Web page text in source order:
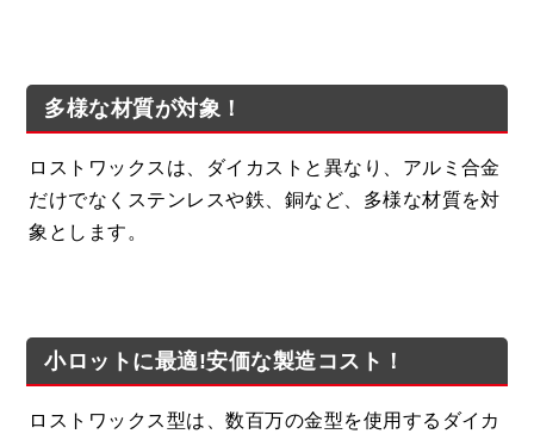
多様な材質が対象！
ロストワックスは、ダイカストと異なり、アルミ合金
だけでなくステンレスや鉄、銅など、多様な材質を対
象とします。
小ロットに最適!安価な製造コスト！
ロストワックス型は、数百万の金型を使用するダイカ